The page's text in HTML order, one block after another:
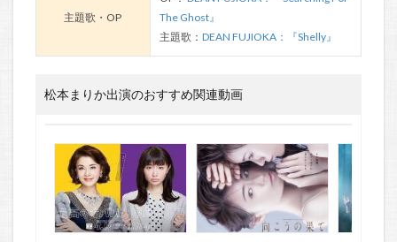
主題歌・OP
The Ghost』
主題歌： DEAN FUJIOKA：『Shelly』
松本まりか出演のおすすめ関連動画